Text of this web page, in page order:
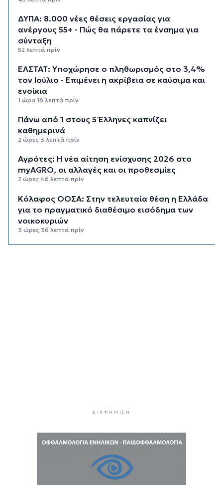
ΔΥΠΑ: 8.000 νέες θέσεις εργασίας για
ανέργους 55+ - Πώς θα πάρετε τα ένσημα για
σύνταξη
52 λεπτά πρίν
ΕΛΣΤΑΤ: Υποχώρησε ο πληθωρισμός στο 3,4%
τον Ιούλιο - Επιμένει η ακρίβεια σε καύσιμα και
ενοίκια
1 ώρα 16 λεπτά πρίν
Πάνω από 1 στους 5 Έλληνες καπνίζει
καθημερινά
2 ώρες 3 λεπτά πρίν
Αγρότες: Η νέα αίτηση ενίσχυσης 2026 στο
myAGRO, οι αλλαγές και οι προθεσμίες
2 ώρες 46 λεπτά πρίν
Κόλαφος ΟΟΣΑ: Στην τελευταία θέση η Ελλάδα
για το πραγματικό διαθέσιμο εισόδημα των
νοικοκυριών
3 ώρες 36 λεπτά πρίν
πάλι σε ισχύ τη Συμφωνία Σένγκεν εντός της
«Στάχτη» 272.860 στρέμματα αυτό το
ΔΙΑΦΉΜΙΣΗ